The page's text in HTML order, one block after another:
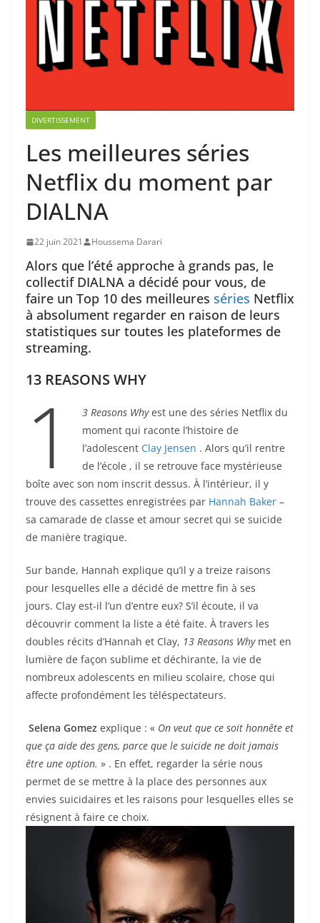
DIVERTISSEMENT
Les meilleures séries
Netflix du moment par
DIALNA
22 juin 2021 Houssema Darari
Alors que l’été approche à grands pas, le
collectif DIALNA a décidé pour vous, de
faire un Top 10 des meilleures séries Netflix
à absolument regarder en raison de leurs
statistiques sur toutes les plateformes de
streaming.
13 REASONS WHY
1 3 Reasons Whyest une des séries Netflix du
moment qui raconte l’histoire de
l’adolescent Clay Jensen . Alors qu’il rentre
de l’école , il se retrouve face mystérieuse
boîte avec son nom inscrit dessus. À l’intérieur, il y
trouve des cassettes enregistrées par Hannah Baker –
sa camarade de classe et amour secret qui se suicide
de manière tragique.
Sur bande, Hannah explique qu’il y a treize raisons
pour lesquelles elle a décidé de mettre fin à ses
jours. Clay est-il l’un d’entre eux? S’il écoute, il va
découvrir comment la liste a été faite. À travers les
doubles récits d’Hannah et Clay, 13 Reasons Whymet en
lumière de façon sublime et déchirante, la vie de
nombreux adolescents en milieu scolaire, chose qui
affecte profondément les téléspectateurs.
Selena Gomez explique : « On veut que ce soit honnête et
que ça aide des gens, parce que le suicide ne doit jamais
être une option. » . En effet, regarder la série nous
permet de se mettre à la place des personnes aux
envies suicidaires et les raisons pour lesquelles elles se
résignent à faire ce choix.